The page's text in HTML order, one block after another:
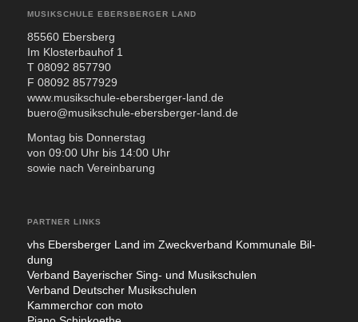
MUSIKSCHULE EBERSBERGER LAND
85560 Ebers­berg
Im Klos­ter­bau­hof 1
T 08092 857790
F 08092 8577929
www.musikschule-ebersberger-land.de
buero@musikschule-ebersberger-land.de
Mon­tag bis Don­ners­tag
von 09:00 Uhr bis 14:00 Uhr
sowie nach Ver­ein­ba­rung
PARTNER LINKS
vhs Ebers­ber­ger Land im Zweck­ver­band Kom­mu­na­le Bil­
dung
Ver­band Baye­ri­scher Sing- und Musik­schu­len
Ver­band Deut­scher Musik­schu­len
Kam­mer­chor con moto